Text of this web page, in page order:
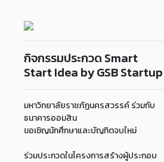
กิจกรรมประกวด Smart
Start Idea by GSB Startup
มหาวิทยาลัยราชภัฏนครสวรรค์ ร่วมกับ
ธนาคารออมสิน
ขอเชิญนักศึกษาและบัญทิตจบใหม่
ร่วมประกวดในโครงการสร้างผู้ประกอบ